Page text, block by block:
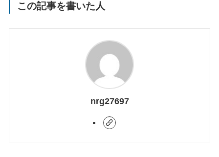
この記事を書いた人
nrg27697